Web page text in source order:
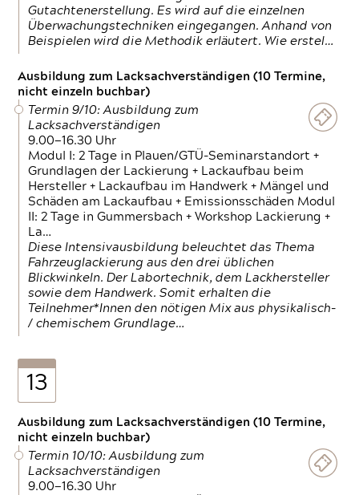
Gutachtenerstellung. Es wird auf die einzelnen
Überwachungstechniken eingegangen. Anhand von
Beispielen wird die Methodik erläutert. Wie erstel…
Ausbildung zum Lacksachverständigen (10 Termine,
nicht einzeln buchbar)
Termin 9/10: Ausbildung zum
Lacksachverständigen
9.00—16.30 Uhr
Modul I: 2 Tage in Plauen/GTÜ-Seminarstandort +
Grundlagen der Lackierung + Lackaufbau beim
Hersteller + Lackaufbau im Handwerk + Mängel und
Schäden am Lackaufbau + Emissionsschäden Modul
II: 2 Tage in Gummersbach + Workshop Lackierung +
La…
Diese Intensivausbildung beleuchtet das Thema
Fahrzeuglackierung aus den drei üblichen
Blickwinkeln. Der Labortechnik, dem Lackhersteller
sowie dem Handwerk. Somit erhalten die
Teilnehmer*Innen den nötigen Mix aus physikalisch-
/ chemischem Grundlage…
13
Ausbildung zum Lacksachverständigen (10 Termine,
nicht einzeln buchbar)
Termin 10/10: Ausbildung zum
Lacksachverständigen
9.00—16.30 Uhr